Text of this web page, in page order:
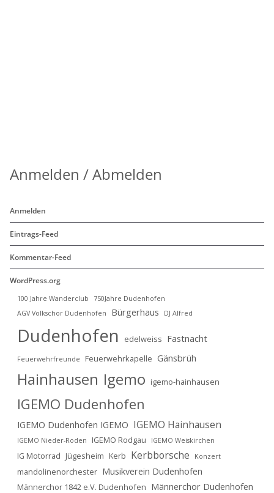
Anmelden / Abmelden
Anmelden
Eintrags-Feed
Kommentar-Feed
WordPress.org
100 Jahre Wanderclub
750Jahre Dudenhofen
AGV Volkschor Dudenhofen
Bürgerhaus DJ Alfred
Dudenhofen edelweiss Fastnacht
Feuerwehrfreunde Feuerwehrkapelle Gänsbrüh
Hainhausen Igemo igemo-hainhausen
IGEMO Dudenhofen
IGEMO Dudenhofen IGEMO IGEMO Hainhausen
IGEMO Nieder-Roden IGEMO Rodgau IGEMO Weiskirchen
IG Motorrad Jügesheim Kerb Kerbborsche Konzert
mandolinenorchester Musikverein Dudenhofen
Männerchor 1842 e.V. Dudenhofen Männerchor Dudenhofen